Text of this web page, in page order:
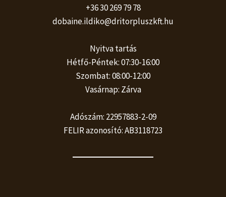
+36 30 269 79 78
dobaine.ildiko@dritorpluszkft.hu
Nyitva tartás
Hétfő-Péntek: 07:30-16:00
Szombat: 08:00-12:00
Vasárnap: Zárva
Adószám: 22957883-2-09
FELIR azonosító: AB3118723